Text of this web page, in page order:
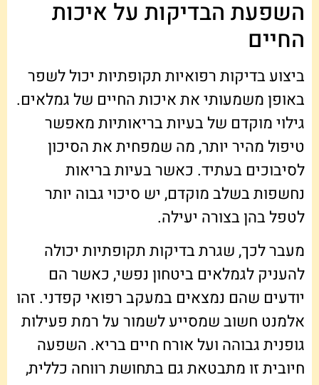
השפעת הבדיקות על איכות
החיים
ביצוע בדיקות רפואיות תקופתיות יכול לשפר
באופן משמעותי את איכות החיים של גמלאים.
גילוי מוקדם של בעיות בריאותיות מאפשר
טיפול מהיר יותר, מה שמפחית את הסיכון
לסיבוכים בעתיד. כאשר בעיות בריאות
נחשפות בשלב מוקדם, יש סיכוי גבוה יותר
לטפל בהן בצורה יעילה.
מעבר לכך, שגרת בדיקות תקופתיות יכולה
להעניק לגמלאים ביטחון נפשי, כאשר הם
יודעים שהם נמצאים במעקב רפואי קפדני. זהו
אלמנט חשוב שמסייע לשמור על רמת פעילות
גופנית גבוהה ועל אורח חיים בריא. השפעה
חיובית זו מתבטאת גם בתחושת רווחה כללית,